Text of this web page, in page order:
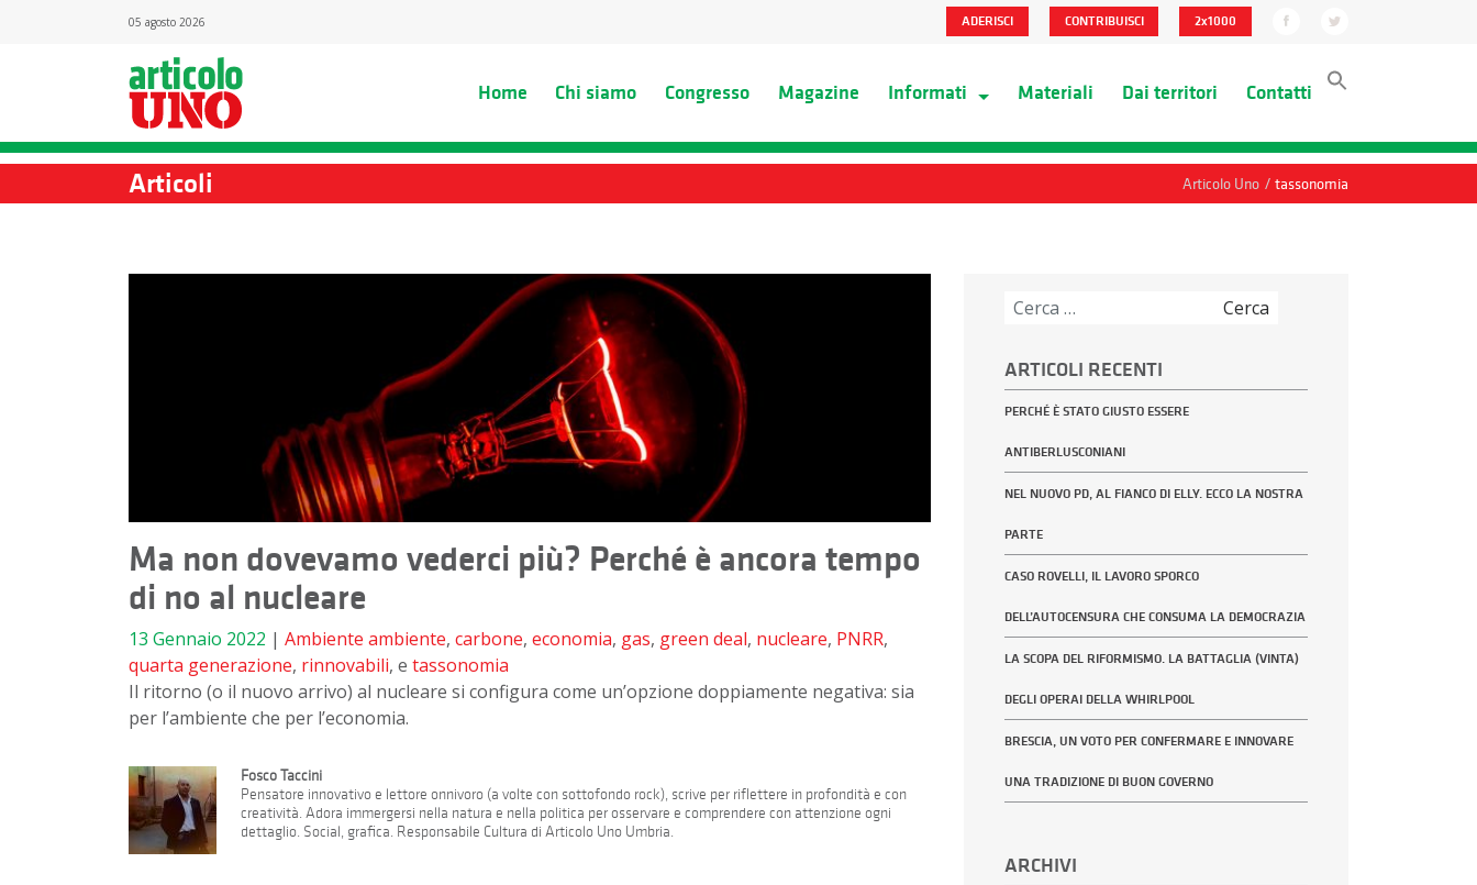
05 agosto 2026 ADERISCI CONTRIBUISCI 2x1000
Home Chi siamo Congresso Magazine Informati Materiali Dai territori Contatti
Articoli Articolo Uno / tassonomia
Ma non dovevamo vederci più? Perché è ancora tempo
di no al nucleare
13 Gennaio 2022 | Ambiente ambiente, carbone, economia, gas, green deal, nucleare, PNRR,
quarta generazione, rinnovabili, e tassonomia
Il ritorno (o il nuovo arrivo) al nucleare si configura come un’opzione doppiamente negativa: sia
per l’ambiente che per l’economia.
Fosco Taccini
Pensatore innovativo e lettore onnivoro (a volte con sottofondo rock), scrive per riflettere in profondità e con
creatività. Adora immergersi nella natura e nella politica per osservare e comprendere con attenzione ogni
dettaglio. Social, grafica. Responsabile Cultura di Articolo Uno Umbria.
ARTICOLI RECENTI
PERCHÉ È STATO GIUSTO ESSERE
ANTIBERLUSCONIANI
NEL NUOVO PD, AL FIANCO DI ELLY. ECCO LA NOSTRA
PARTE
CASO ROVELLI, IL LAVORO SPORCO
DELL’AUTOCENSURA CHE CONSUMA LA DEMOCRAZIA
LA SCOPA DEL RIFORMISMO. LA BATTAGLIA (VINTA)
DEGLI OPERAI DELLA WHIRLPOOL
BRESCIA, UN VOTO PER CONFERMARE E INNOVARE
UNA TRADIZIONE DI BUON GOVERNO
ARCHIVI